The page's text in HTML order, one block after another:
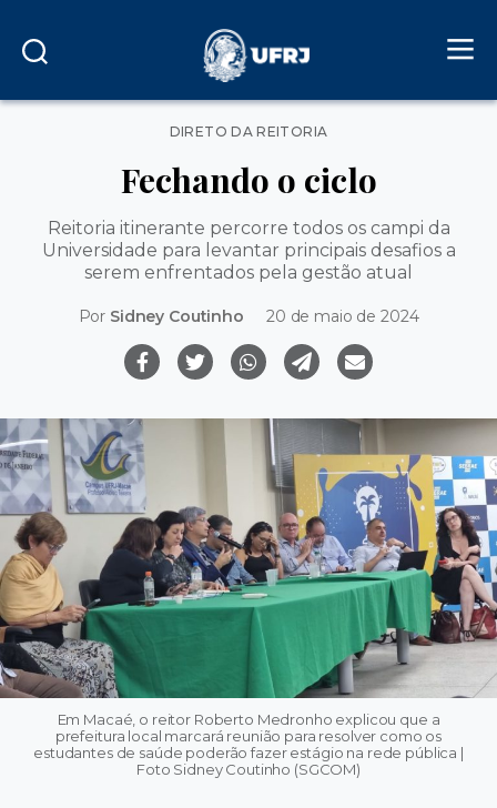
Categorias
DIRETO DA REITORIA
Fechando o ciclo
Reitoria itinerante percorre todos os campi da
Universidade para levantar principais desafios a
serem enfrentados pela gestão atual
Por Sidney Coutinho 20 de maio de 2024
Em Macaé, o reitor Roberto Medronho explicou que a
prefeitura local marcará reunião para resolver como os
estudantes de saúde poderão fazer estágio na rede pública |
Foto Sidney Coutinho (SGCOM)